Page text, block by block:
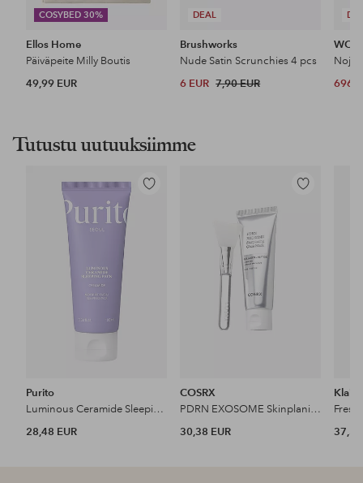
COSYBED 30%
Ellos Home
Päiväpeite Milly Boutis
49,99 EUR
DEAL
Brushworks
Nude Satin Scrunchies 4 pcs
6 EUR 7,90 EUR
696
Tutustu uutuuksiimme
Lisää
Purito
Luminous Ceramide Sleeping 100 ml Pack
28,48 EUR
Lisää
COSRX
PDRN EXOSOME Skinplaning Glaze Mask 50Ml
30,38 EUR
Klairs
37,51